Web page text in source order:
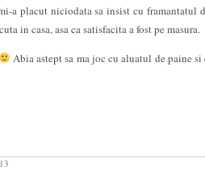
a placut niciodata sa insist cu framantatul
in casa, asa ca satisfacita a fost pe masura.
Abia astept sa ma joc cu aluatul de paine si